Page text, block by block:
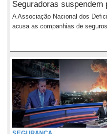
Seguradoras suspendem
A Associação Nacional dos
acusa as companhias de